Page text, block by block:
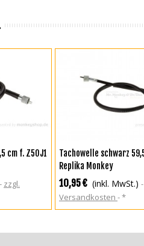
cm f. Z50J1
zzgl.
IN DEN
Tachowelle schwarz
Replika Monkey
10,95 € (inkl. MwSt.)
Versandkosten
*